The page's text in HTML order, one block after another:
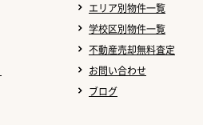
エリア別物件一覧
学校区別物件一覧
不動産売却無料査定
お問い合わせ
ブログ